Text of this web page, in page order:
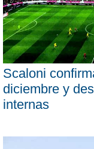
Scaloni
diciembre y
internas